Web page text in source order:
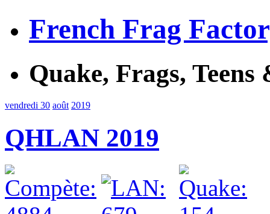
French Frag
Quake, Frags, Teens
vendredi 30 août 2019
QHLAN 2019